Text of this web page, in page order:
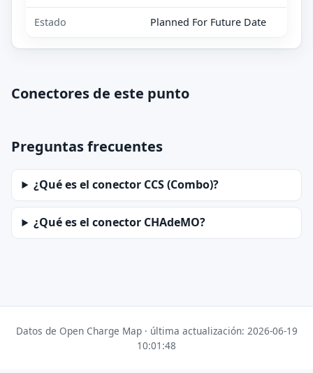
Estado Planned For Future Date
Conectores de este punto
Preguntas frecuentes
¿Qué es el conector CCS (Combo)?
¿Qué es el conector CHAdeMO?
Datos de Open Charge Map · última actualización: 2026-06-19
10:01:48